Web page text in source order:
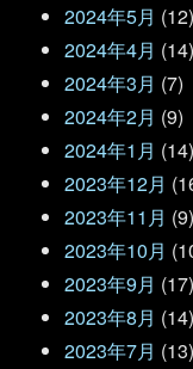
2024年5月 (12)
2024年4月 (14)
2024年3月 (7)
2024年2月 (9)
2024年1月 (14)
2023年12月
2023年11月 (9)
2023年10月
2023年9月 (17)
2023年8月 (14)
2023年7月 (13)